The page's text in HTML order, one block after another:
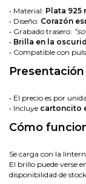
• Material: Plata 925
• Diseño: Corazón
• Grabado trasero:
• Brilla en la
• Compatible con
Presentación
• El precio es por
• Incluye cartoncito
Cómo
Se carga con la
El brillo puede verse
disponibilidad de